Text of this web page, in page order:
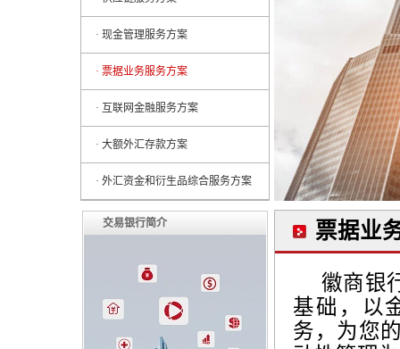
· 现金管理服务方案
· 票据业务服务方案
· 互联网金融服务方案
· 大额外汇存款方案
· 外汇资金和衍生品综合服务方案
交易银行简介 票据业
徽商银
基础，以
务，为您